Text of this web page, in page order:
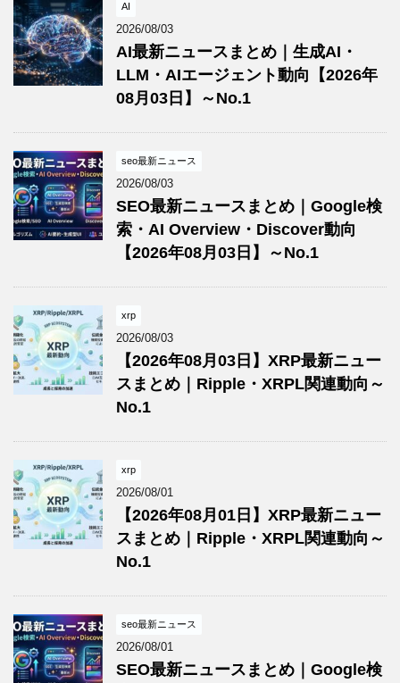
AI
2026/08/03
AI最新ニュースまとめ｜生成AI・
LLM・AIエージェント動向【2026年
08月03日】～No.1
seo最新ニュース
2026/08/03
SEO最新ニュースまとめ｜Google検
索・AI Overview・Discover動向
【2026年08月03日】～No.1
xrp
2026/08/03
【2026年08月03日】XRP最新ニュー
スまとめ｜Ripple・XRPL関連動向～
No.1
xrp
2026/08/01
【2026年08月01日】XRP最新ニュー
スまとめ｜Ripple・XRPL関連動向～
No.1
seo最新ニュース
2026/08/01
SEO最新ニュースまとめ｜Google検